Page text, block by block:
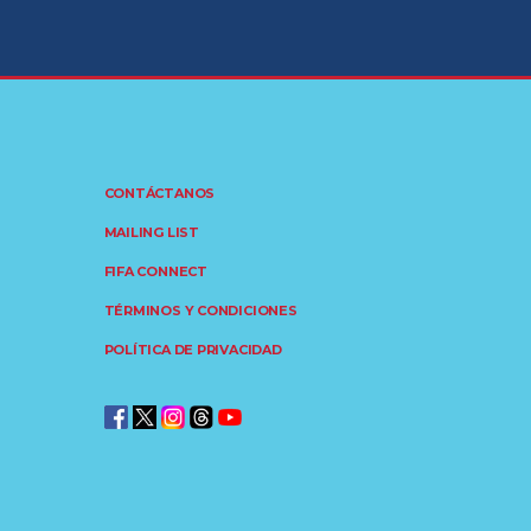
CONTÁCTANOS
MAILING LIST
FIFA CONNECT
TÉRMINOS Y CONDICIONES
POLÍTICA DE PRIVACIDAD